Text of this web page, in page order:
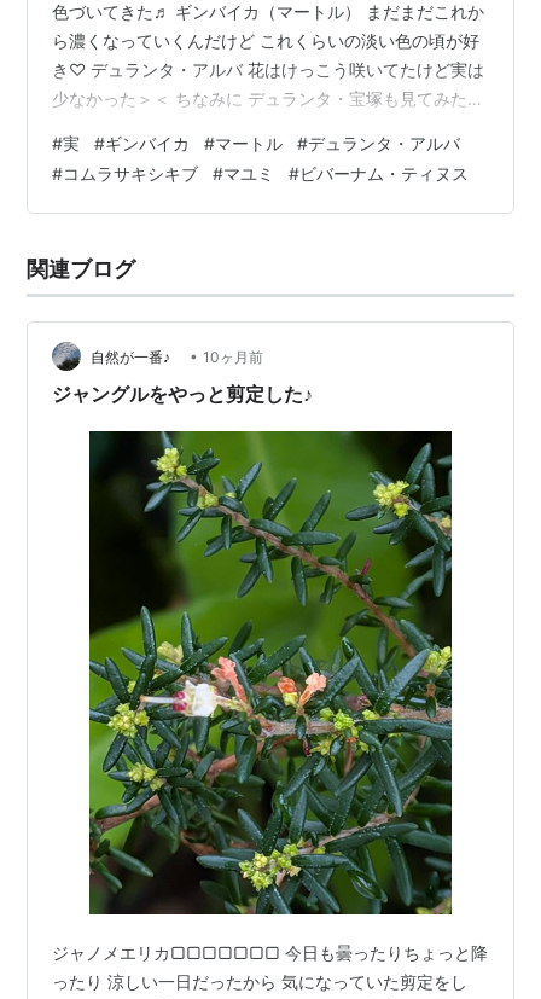
色づいてきた♬ ギンバイカ（マートル） まだまだこれか
ら濃くなっていくんだけど これくらいの淡い色の頃が好
き♡ デュランタ・アルバ 花はけっこう咲いてたけど実は
少なかった＞＜ ちなみに デュランタ・宝塚も見てみたけ
残してあるんだけどねぇ コムラサキシキブ 実は有名だけ
ど 白っぽいのはなに？ 初めてみたんだけど＾＾？ 実が
落ちたあとのガクかな？ どう見ても萼だよね＾＾ なんか
だだけど 少しづつ色が出てきた♡ もっとたくさん実がつ
いてい…
#実 #ギンバイカ #マートル #デュランタ・アルバ
#コムラサキシキブ #マユミ #ビバーナム・ティヌス
関連ブログ
自然が一番♪ • 10ヶ月前
ジャングルをやっと剪定した♪
ジャノメエリカ▢▢▢▢▢▢▢ 今日も曇ったりちょっと降
ったり 涼しい一日だったから 気になっていた剪定をし